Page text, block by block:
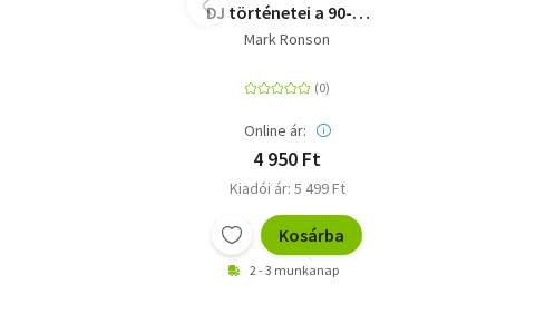
DJ történetei a 90-es
évek New Yorkjáról
Mark Ronson
Online ár:
4 950 Ft
Kiadói ár: 5 499 Ft
Kosárba
2 - 3 munkanap